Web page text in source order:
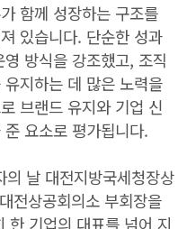
함께 성장하는 구조를
있습니다. 단순한 성과
방식을 강조했고, 조직
지하는 데 많은 노력을
브랜드 유지와 기업 신
요소로 평가됩니다.
날 대전지방국세청장상
전상공회의소 부회장을
한 기업의 대표를 넘어 지